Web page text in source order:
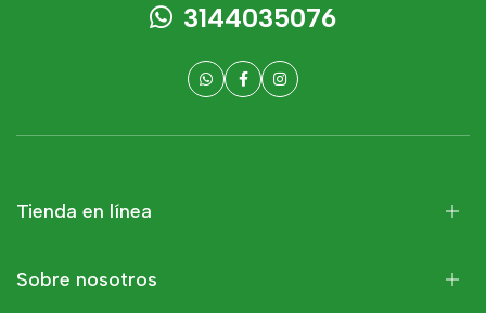
3144035076
Tienda en línea
Sobre nosotros